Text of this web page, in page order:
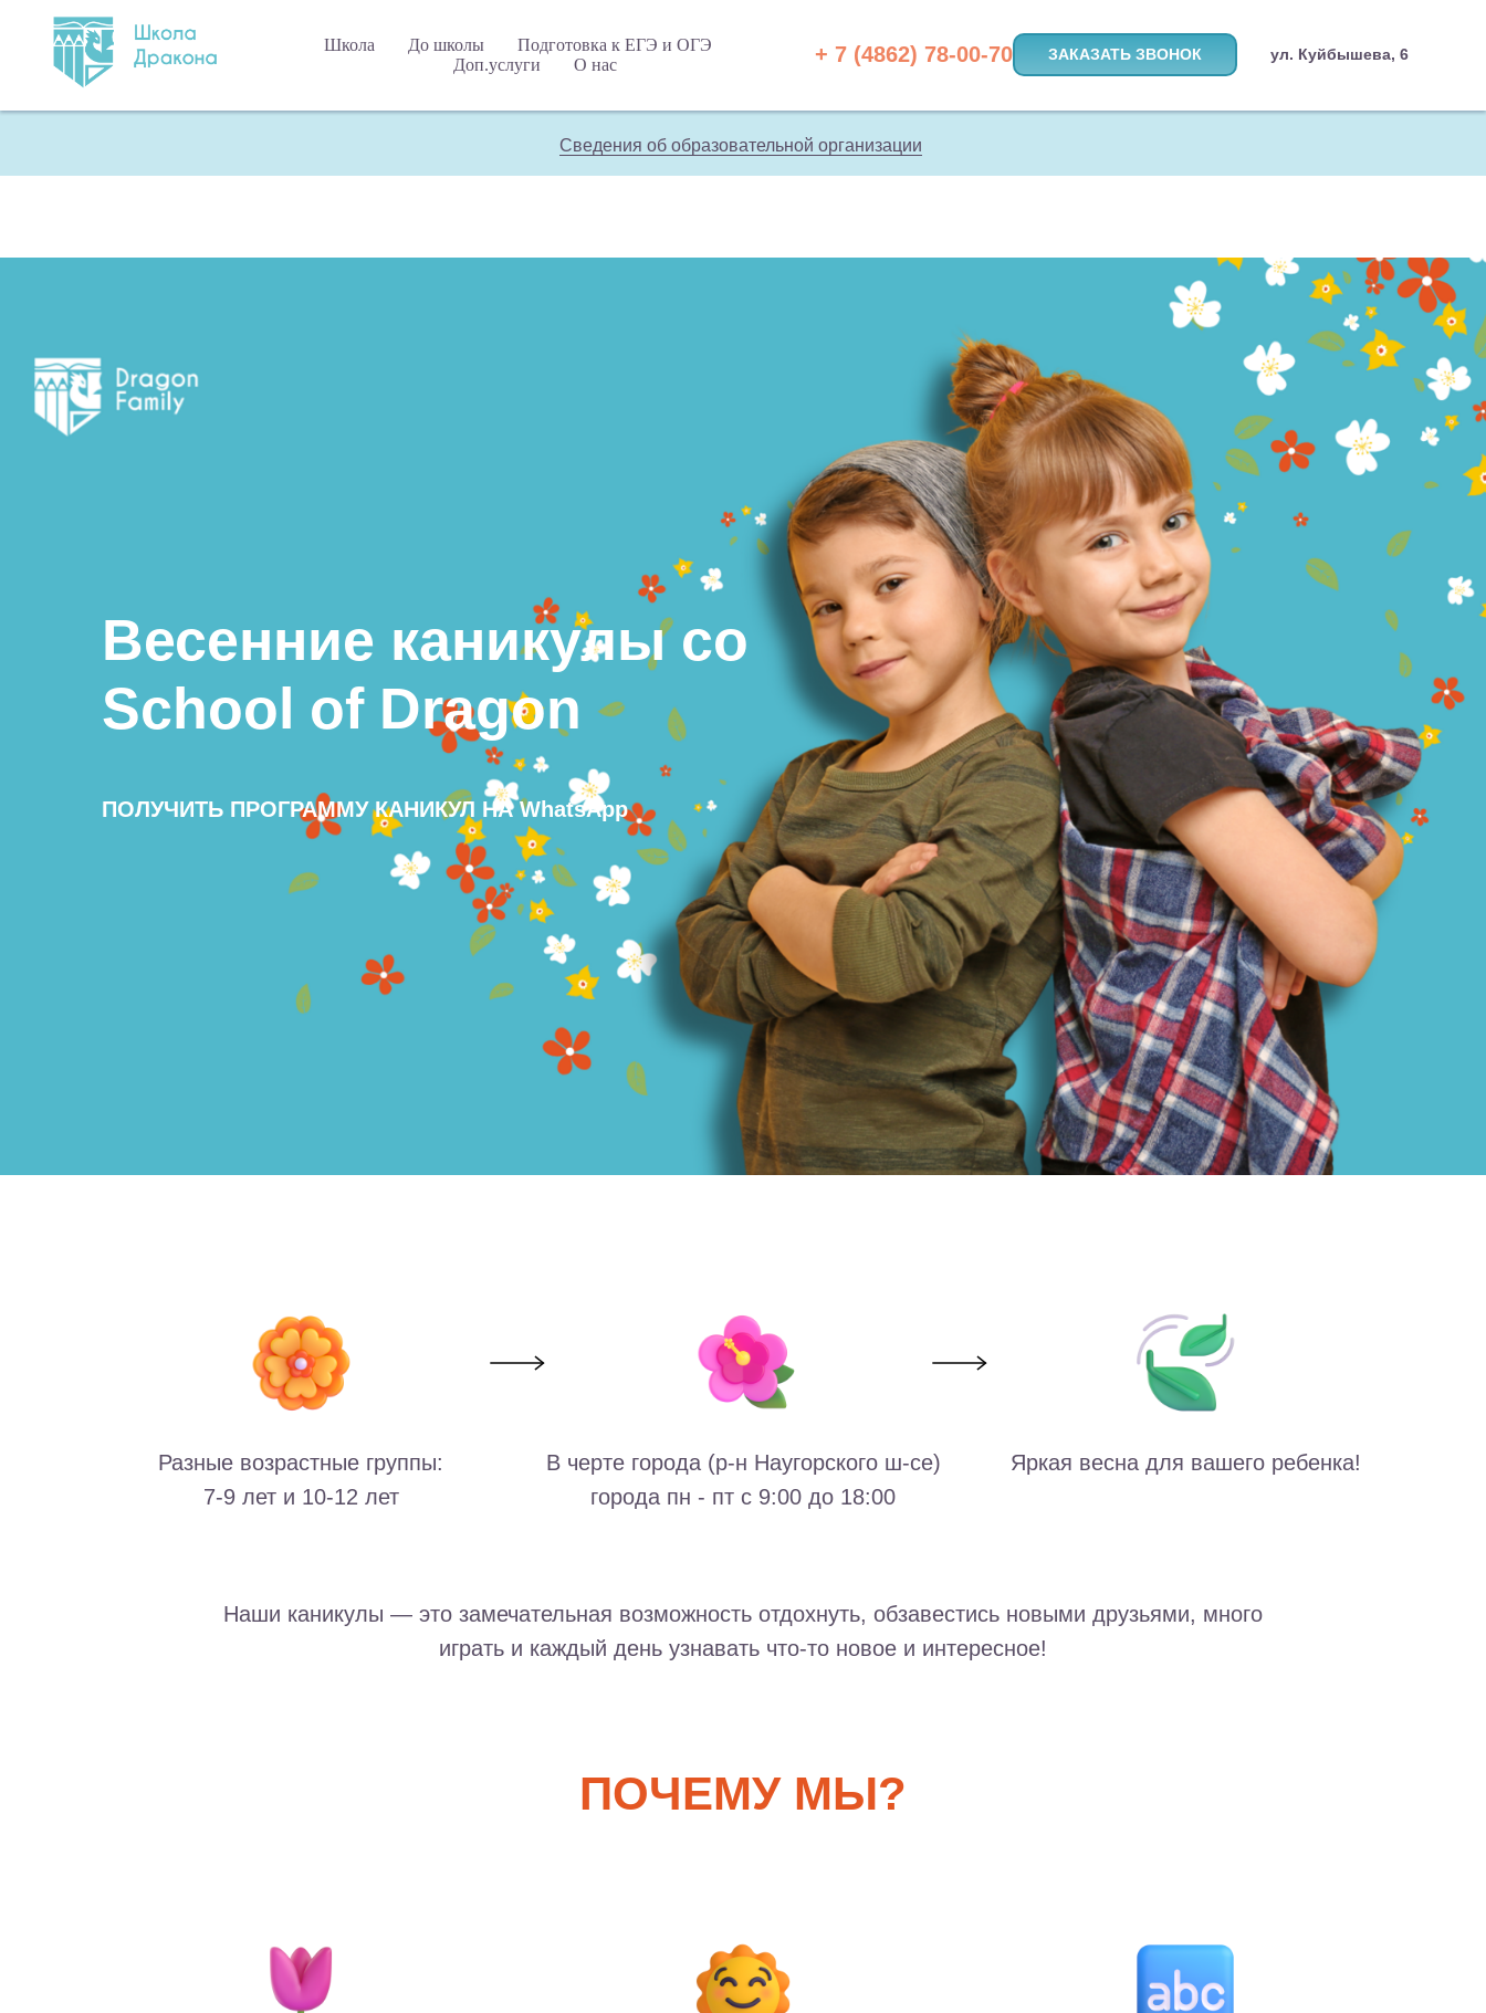
Школа До школы
Подготовка к ЕГЭ и ОГЭ
Доп.услуги
О нас + 7 (4862) 78-00-70 ЗАКАЗАТЬ ЗВОНОК ул. Куйбышева, 6
Сведения об образовательной организации
Весенние каникулы со
School of Dragon
ПОЛУЧИТЬ ПРОГРАММУ КАНИКУЛ НА WhatsApp
Разные возрастные группы:
7-9 лет и 10-12 лет
В черте города (р-н Наугорского ш-се)
города пн - пт с 9:00 до 18:00
Яркая весна для вашего ребенка!
Наши каникулы — это замечательная возможность отдохнуть, обзавестись новыми друзьями, много
играть и каждый день узнавать что-то новое и интересное!
ПОЧЕМУ МЫ?